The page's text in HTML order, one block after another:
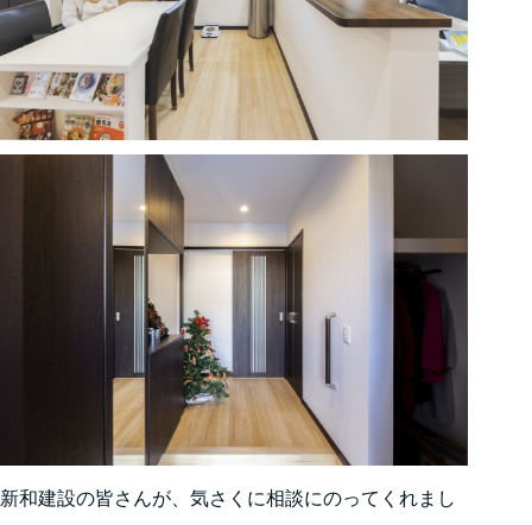
新和建設の皆さんが、気さくに相談にのってくれまし